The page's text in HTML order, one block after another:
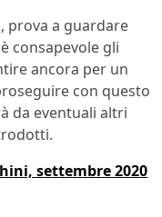
prova a guardare
consapevole gli
ancora per un
con questo
da eventuali altri
settembre 2020